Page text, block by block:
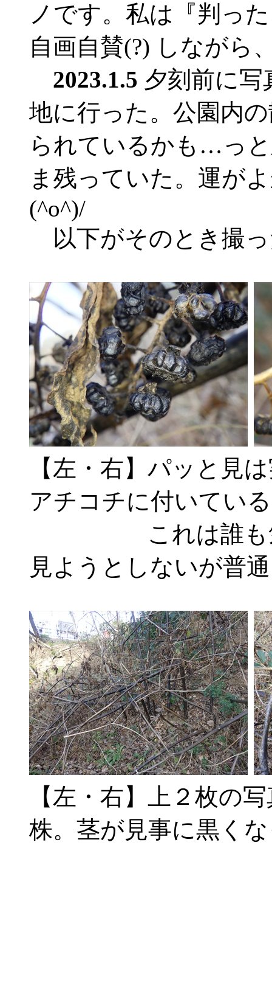
ノです。私は『判っ
自画自賛(?) しながら
2023.1.5 夕刻前に
地に行った。公園内
られているかも…っ
ま残っていた。運が
(^o^)/
以下がそのとき撮
【左・右】パッと見
アチコチに付いてい
これは誰も気付
見ようとしないが普
【左・右】上２枚の
株。茎が見事に黒く